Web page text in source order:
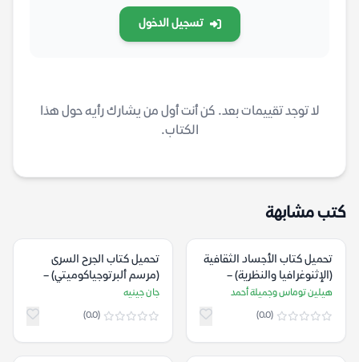
تسجيل الدخول
لا توجد تقييمات بعد. كن أنت أول من يشارك رأيه حول هذا
الكتاب.
كتب مشابهة
تحميل كتاب الأجساد الثقافية
(الإثنوغرافيا والنظرية) –
هيلين توماس وجميلة أحمد
هيلين توماس وجميلة أحمد
(0.0)
تحميل كتاب الجرح السرى
(مرسم ألبرتوجياكوميتي) –
جان جينيه
جان جينيه
(0.0)